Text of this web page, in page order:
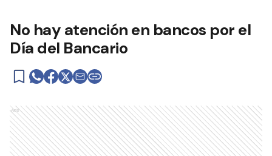
No hay atención en bancos por el
Día del Bancario
Ads